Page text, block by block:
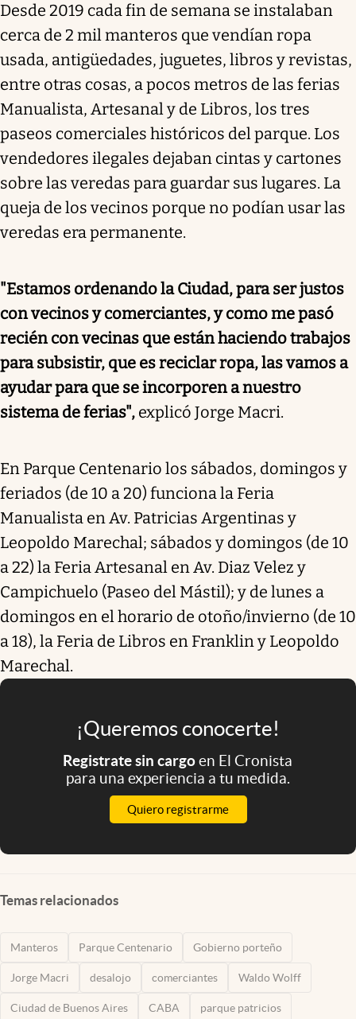
Desde 2019 cada fin de semana se instalaban
cerca de 2 mil manteros que vendían ropa
usada, antigüedades, juguetes, libros y revistas,
entre otras cosas, a pocos metros de las ferias
Manualista, Artesanal y de Libros, los tres
paseos comerciales históricos del parque. Los
vendedores ilegales dejaban cintas y cartones
sobre las veredas para guardar sus lugares. La
queja de los vecinos porque no podían usar las
veredas era permanente.
"Estamos ordenando la Ciudad, para ser justos
con vecinos y comerciantes, y como me pasó
recién con vecinas que están haciendo trabajos
para subsistir, que es reciclar ropa, las vamos a
ayudar para que se incorporen a nuestro
sistema de ferias", explicó Jorge Macri.
En Parque Centenario los sábados, domingos y
feriados (de 10 a 20) funciona la Feria
Manualista en Av. Patricias Argentinas y
Leopoldo Marechal; sábados y domingos (de 10
a 22) la Feria Artesanal en Av. Diaz Velez y
Campichuelo (Paseo del Mástil); y de lunes a
domingos en el horario de otoño/invierno (de 10
a 18), la Feria de Libros en Franklin y Leopoldo
Marechal.
¡Queremos conocerte!
Registrate sin cargoen El Cronista
para una experiencia a tu medida.
Quiero registrarme
Temas relacionados
Manteros Parque Centenario Gobierno porteño
Jorge Macri desalojo comerciantes Waldo Wolff
Ciudad de Buenos Aires CABA parque patricios